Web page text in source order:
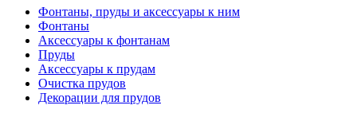
Фонтаны, пруды и аксессуары к ним
Фонтаны
Аксессуары к фонтанам
Пруды
Аксессуары к прудам
Очистка прудов
Декорации для прудов